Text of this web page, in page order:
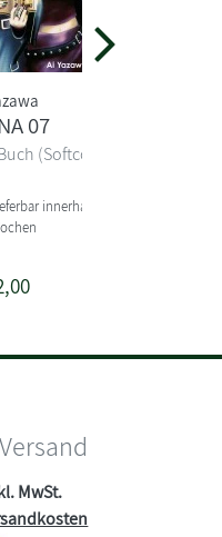
07
(Softcover)
innerhalb von 2
MwSt.